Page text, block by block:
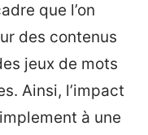
que l’on
des contenus
jeux de mots
Ainsi, l’impact
à une